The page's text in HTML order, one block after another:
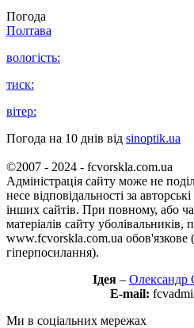
Погода
Полтава
вологість:
тиск:
вітер:
Погода на 10 днів від sinoptik.ua
©2007 - 2024 - fcvorskla.com.ua
Адміністрація сайту може не
несе відповідальності за
інших сайтів. При повному, або
матеріалів сайту уболівальників,
www.fcvorskla.com.ua обов'язкове
гіперпосилання).
Ідея – Олександр
E-mail:
Ми в соціальних мережах